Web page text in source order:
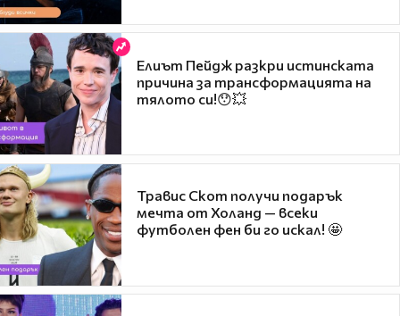
Елиът Пейдж разкри истинската
причина за трансформацията на
тялото си!😯💥
Травис Скот получи подарък
мечта от Холанд — всеки
футболен фен би го искал! 🤩